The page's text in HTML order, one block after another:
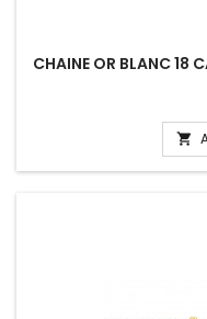
CHAINE OR BLANC 18
